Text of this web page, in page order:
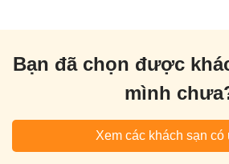
Bạn đã chọn được
mình
Xem các khách sạn có